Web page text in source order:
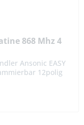
868 Mhz 4
Ansonic EASY
12polig